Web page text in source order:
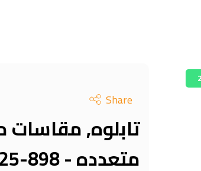
Share
تابلوه, مقاسات
متعدده - KM-EG125-898